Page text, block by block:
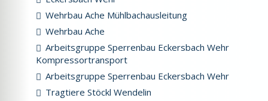
Wehrbau Ache Mühlbachausleitung
Wehrbau Ache
Arbeitsgruppe Sperrenbau Eckersbach Wehr
Kompressortransport
Arbeitsgruppe Sperrenbau Eckersbach Wehr
Tragtiere Stöckl Wendelin